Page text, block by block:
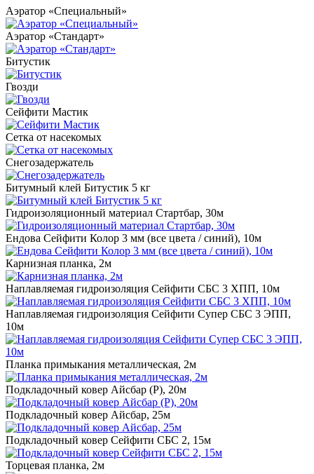
Аэратор «Специальный»
Аэратор «Стандарт»
Битустик
Гвозди
Сейфити Мастик
Сетка от насекомых
Снегозадержатель
Битумный клей Битустик 5 кг
Гидроизоляционный материал Стартбар, 30м
Ендова Сейфити Колор 3 мм (все цвета / синий), 10м
Карнизная планка, 2м
Наплавляемая гидроизоляция Сейфити СБС 3 ХПП, 10м
Наплавляемая гидроизоляция Сейфити Супер СБС 3 ЭПП,
10м
Планка примыкания металлическая, 2м
Подкладочный ковер Айсбар (P), 20м
Подкладочный ковер Айсбар, 25м
Подкладочный ковер Сейфити СБС 2, 15м
Торцевая планка, 2м